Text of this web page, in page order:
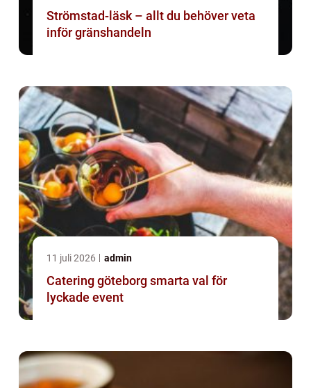
Strömstad-läsk – allt du behöver veta
inför gränshandeln
11 juli 2026 admin
Catering göteborg smarta val för
lyckade event